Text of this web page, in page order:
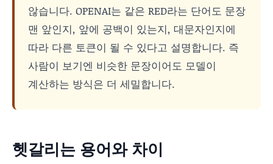
않습니다. OPENAI는 같은 RED라는 단어도 문장
맨 앞인지, 앞에 공백이 있는지, 대문자인지에
따라 다른 토큰이 될 수 있다고 설명합니다. 즉
사람이 보기엔 비슷한 문장이어도 모델이
계산하는 방식은 더 세밀합니다.
헷갈리는 용어와 차이